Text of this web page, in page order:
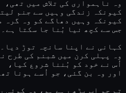
وہ ناہمواری کی تلاش میں تھی،
کیونکہ زندگی وہیں سے جنم
کیونکہ وہیں دھاگے کو وہ گرہ
جس سے کچھ نیا بُنا جا سکتا ہے۔
کہانی نے اپنا سانچہ توڑ دیا۔
وہ پہلی کرن میں شبنم کی طرح
اُس نے خود کو بُننا شروع کیا،
اور وہ بن گئی، جو اُسے ہونا
تم جو اب پڑھ رہے ہو، وہ کوئی